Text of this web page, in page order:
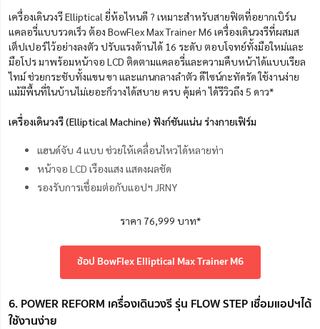
เครื่องเดินวงรี Elliptical ยี่ห้อไหนดี ? เหมาะสำหรับสายฟิตที่อยากเบิร์น
แคลอรี่แบบรวดเร็ว ต้อง BowFlex Max Trainer M6 เครื่องเดินวงรีที่ผสมส
เต็ปเปอร์ไว้อย่างลงตัว ปรับแรงต้านได้ 16 ระดับ ตอบโจทย์ทั้งมือใหม่และ
มือโปร มาพร้อมหน้าจอ LCD ติดตามแคลอรี่และความคืบหน้าได้แบบเรียล
ไทม์ ช่วยกระชับทั้งแขน ขา และแกนกลางลำตัว ดีไซน์กะทัดรัด ใช้งานง่าย
แม้มีพื้นที่ในบ้านไม่เยอะก็วางได้สบาย ครบ คุ้มค่า ได้รีวิวถึง 5 ดาว*
เครื่องเดินวงรี (Elliptical Machine) ฟังก์ชันแน่น ร่างกายเฟิร์ม
แฮนด์จับ 4 แบบ ช่วยให้เคลื่อนไหวได้หลายท่า
หน้าจอ LCD เรืองแสง แสดงผลชัด
รองรับการเชื่อมต่อกับแอปฯ JRNY
ราคา 76,999 บาท*
ช้อป BowFlex Elliptical Max Trainer M6
6. POWER REFORM เครื่องเดินวงรี รุ่น FLOW STEP เชื่อมแอปฯได้
ใช้งานง่าย